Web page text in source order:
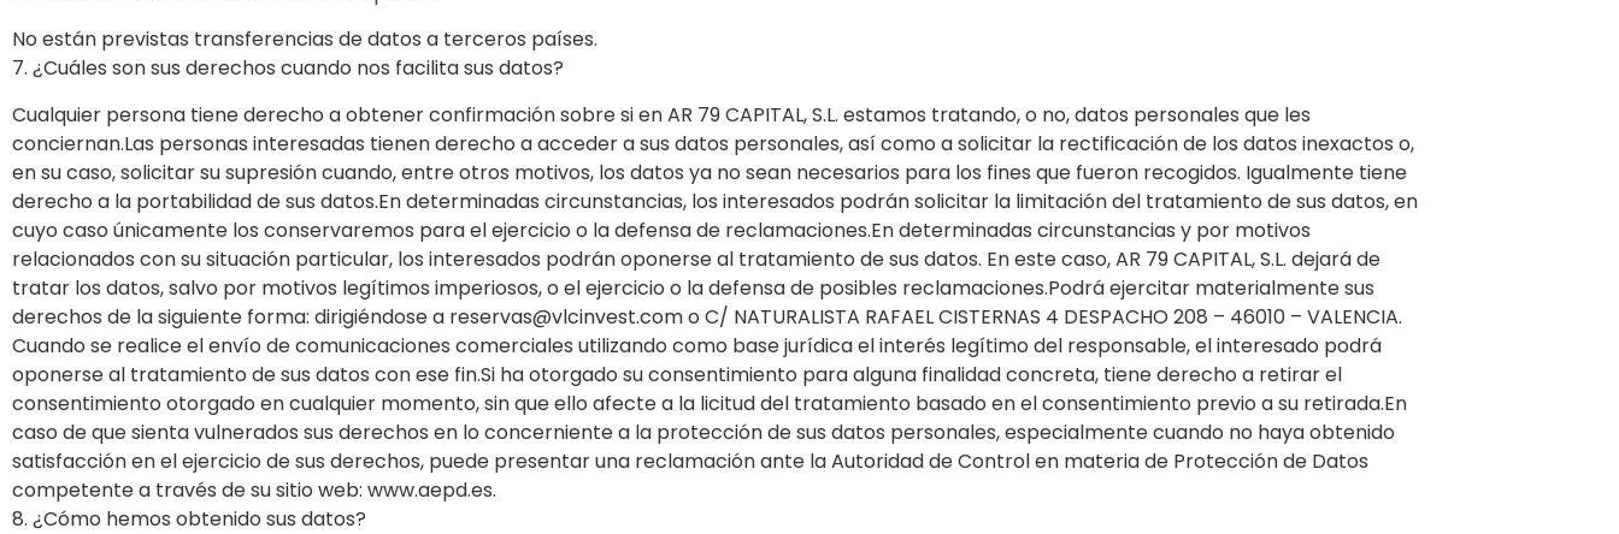
No están previstas transferencias de datos a terceros países.
7. ¿Cuáles son sus derechos cuando nos facilita sus datos?
Cualquier persona tiene derecho a obtener confirmación sobre si en AR 79 CAPITAL, S.L. estamos tratando, o no, datos personales que les
conciernan.Las personas interesadas tienen derecho a acceder a sus datos personales, así como a solicitar la rectificación de los datos inexactos o,
en su caso, solicitar su supresión cuando, entre otros motivos, los datos ya no sean necesarios para los fines que fueron recogidos. Igualmente tiene
derecho a la portabilidad de sus datos.En determinadas circunstancias, los interesados podrán solicitar la limitación del tratamiento de sus datos, en
cuyo caso únicamente los conservaremos para el ejercicio o la defensa de reclamaciones.En determinadas circunstancias y por motivos
relacionados con su situación particular, los interesados podrán oponerse al tratamiento de sus datos. En este caso, AR 79 CAPITAL, S.L. dejará de
tratar los datos, salvo por motivos legítimos imperiosos, o el ejercicio o la defensa de posibles reclamaciones.Podrá ejercitar materialmente sus
derechos de la siguiente forma: dirigiéndose a reservas@vlcinvest.com o C/ NATURALISTA RAFAEL CISTERNAS 4 DESPACHO 208 – 46010 – VALENCIA.
Cuando se realice el envío de comunicaciones comerciales utilizando como base jurídica el interés legítimo del responsable, el interesado podrá
oponerse al tratamiento de sus datos con ese fin.Si ha otorgado su consentimiento para alguna finalidad concreta, tiene derecho a retirar el
consentimiento otorgado en cualquier momento, sin que ello afecte a la licitud del tratamiento basado en el consentimiento previo a su retirada.En
caso de que sienta vulnerados sus derechos en lo concerniente a la protección de sus datos personales, especialmente cuando no haya obtenido
satisfacción en el ejercicio de sus derechos, puede presentar una reclamación ante la Autoridad de Control en materia de Protección de Datos
competente a través de su sitio web: www.aepd.es.
8. ¿Cómo hemos obtenido sus datos?